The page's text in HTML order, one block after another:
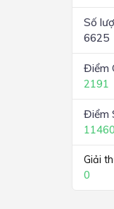
Số
6625
Điểm
2191
Điểm
11460
Giải
0